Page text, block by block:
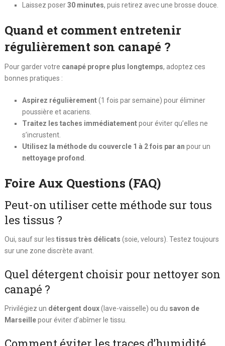
Laissez poser30 minutes, puis retirez avec une brosse douce.
Quand et comment entretenir
régulièrement son canapé ?
Pour garder votre canapé propre plus longtemps, adoptez ces
bonnes pratiques :
Aspirez régulièrement(1 fois par semaine) pour éliminer
poussière et acariens.
Traitez les taches immédiatementpour éviter qu’elles ne
s’incrustent.
Utilisez la méthode du couvercle 1 à 2 fois par an pour un
nettoyage profond
Foire Aux Questions (FAQ)
Peut-on utiliser cette méthode sur tous
les tissus ?
Oui, sauf sur les tissus très délicats (soie, velours). Testez toujours
sur une zone discrète avant.
Quel détergent choisir pour nettoyer son
canapé ?
Privilégiez un détergent doux(lave-vaisselle) ou du savon de
Marseillepour éviter d’abîmer le tissu.